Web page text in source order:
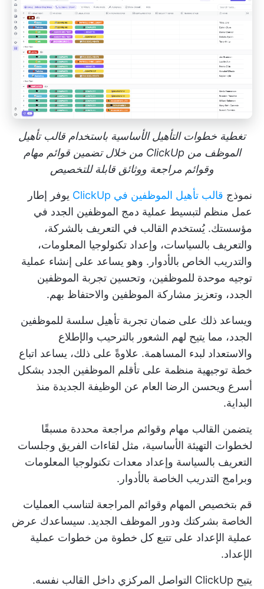
تغطية خطوات التأهيل الأساسية باستخدام قالب تأهيل
الموظف من ClickUp من خلال تضمين قوائم مهام
وقوائم مراجعة ووثائق قابلة للتخصيص
نموذج قالب تأهيل الموظفين في ClickUp
يوفر إطار
عمل منظم لتبسيط عملية دمج الموظفين الجدد في
مؤسستك. يُستخدم القالب في التعريف بالشركة،
والتعريف بالسياسات، وإعداد تكنولوجيا المعلومات،
والتدريب الخاص بالأدوار. وهو يساعد على إنشاء عملية
توجيه موحدة للموظفين، وتحسين تجربة الموظفين
الجدد، وتعزيز مشاركة الموظفين والاحتفاظ بهم.
ويساعد ذلك على ضمان تجربة تأهيل سلسة للموظفين
الجدد، مما يتيح لهم الشعور بالترحيب والإطلاع
والاستعداد لبدء المساهمة. علاوةً على ذلك، يساعد اتباع
خطة توجيهية منظمة على تأقلم الموظفين الجدد بشكل
أسرع ويحسن الرضا العام عن الوظيفة الجديدة منذ
البداية.
يتضمن القالب مهام وقوائم مراجعة محددة مسبقًا
لخطوات التهيئة الأساسية، مثل لقاءات الفريق وجلسات
التعريف بالسياسة وإعداد معدات تكنولوجيا المعلومات
وبرامج التدريب الخاصة بالأدوار.
قم بتخصيص المهام وقوائم المراجعة لتناسب العمليات
الخاصة بشركتك ودور الموظف الجديد. سيساعدك عرض
عملية الإعداد على تتبع كل خطوة من خطوات عملية
الإعداد.
يتيح ClickUp التواصل المركزي داخل القالب نفسه.